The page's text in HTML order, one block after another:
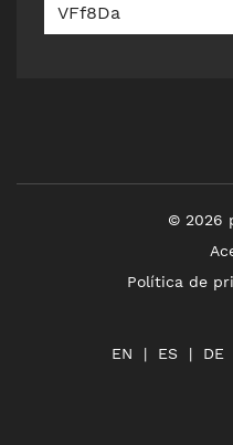
VFf8Da
© 2026
Política de
EN ES DE